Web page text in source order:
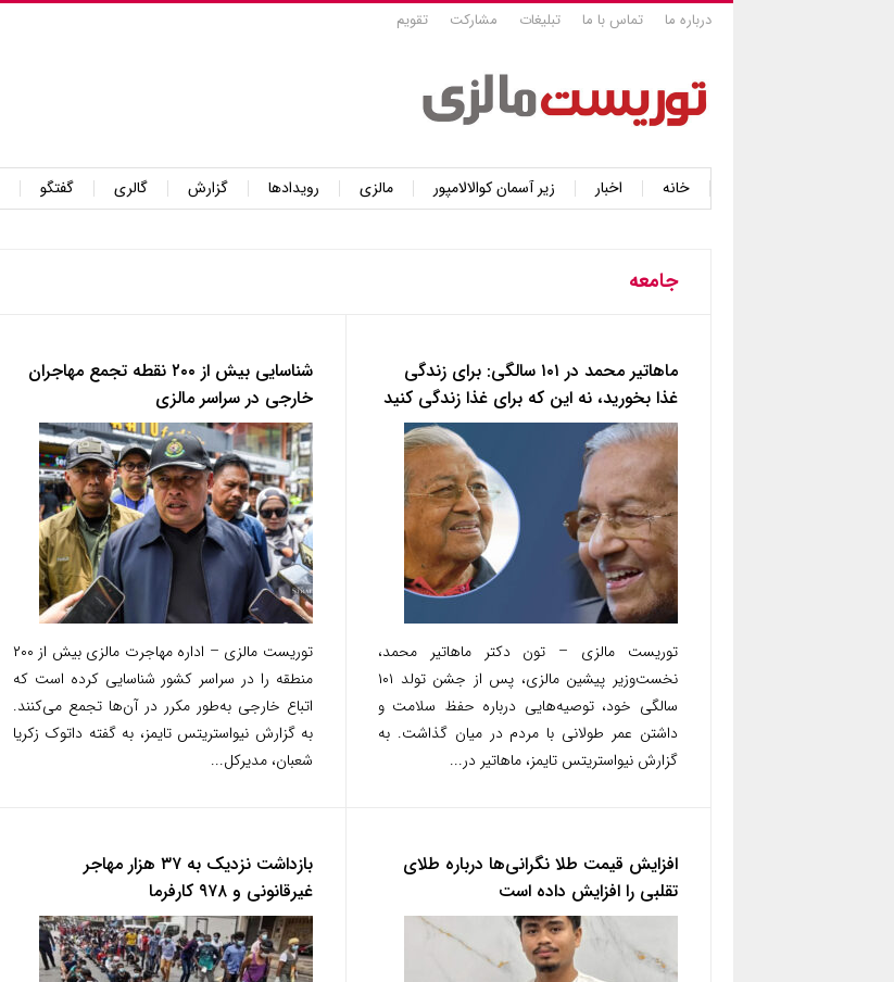
درباره ما تماس با ما تبلیغات مشارکت تقویم
خانه اخبار زیر آسمان کوالالامپور مالزی رویدادها گزارش گالری گفتگو
جامعه
شناسایی بیش از ۲۰۰ نقطه تجمع مهاجران
خارجی در سراسر مالزی
توریست مالزی – اداره مهاجرت مالزی بیش از ۲۰۰
منطقه را در سراسر کشور شناسایی کرده است که
اتباع خارجی به‌طور مکرر در آن‌ها تجمع می‌کنند.
به گزارش نیواستریتس تایمز، به گفته داتوک زکریا
شعبان، مدیرکل...
ماهاتیر محمد در ۱۰۱ سالگی: برای زندگی
غذا بخورید، نه این که برای غذا زندگی کنید
توریست مالزی – تون دکتر ماهاتیر محمد،
نخست‌وزیر پیشین مالزی، پس از جشن تولد ۱۰۱
سالگی خود، توصیه‌هایی درباره حفظ سلامت و
داشتن عمر طولانی با مردم در میان گذاشت. به
گزارش نیواستریتس تایمز، ماهاتیر در...
بازداشت نزدیک به ۳۷ هزار مهاجر
غیرقانونی و ۹۷۸ کارفرما
افزایش قیمت طلا نگرانی‌ها درباره طلای
تقلبی را افزایش داده است